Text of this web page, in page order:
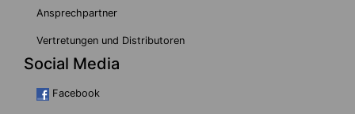
Ansprechpartner
Vertretungen und Distributoren
Social Media
Facebook